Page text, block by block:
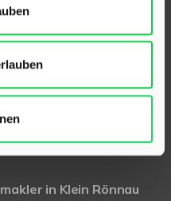
in Klein Rönnau